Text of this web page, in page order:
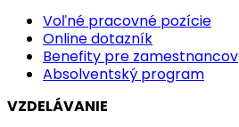
Voľné pracovné pozície
Online dotazník
Benefity pre zamestnancov
Absolventský program
VZDELÁVANIE